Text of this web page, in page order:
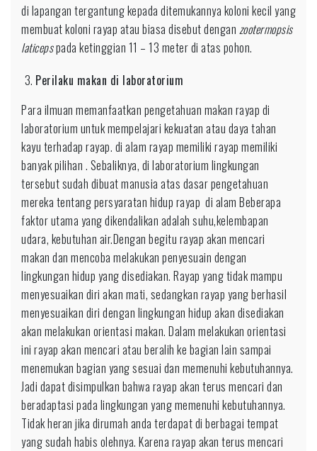
di lapangan tergantung kepada ditemukannya koloni kecil yang
membuat koloni rayap atau biasa disebut dengan zootermopsis
laticepspada ketinggian 11 – 13 meter di atas pohon.
Perilaku makan di laboratorium
Para ilmuan memanfaatkan pengetahuan makan rayap di
laboratorium untuk mempelajari kekuatan atau daya tahan
kayu terhadap rayap. di alam rayap memiliki rayap memiliki
banyak pilihan . Sebaliknya, di laboratorium lingkungan
tersebut sudah dibuat manusia atas dasar pengetahuan
mereka tentang persyaratan hidup rayap di alam Beberapa
faktor utama yang dikendalikan adalah suhu,kelembapan
udara, kebutuhan air.Dengan begitu rayap akan mencari
makan dan mencoba melakukan penyesuain dengan
lingkungan hidup yang disediakan. Rayap yang tidak mampu
menyesuaikan diri akan mati, sedangkan rayap yang berhasil
menyesuaikan diri dengan lingkungan hidup akan disediakan
akan melakukan orientasi makan. Dalam melakukan orientasi
ini rayap akan mencari atau beralih ke bagian lain sampai
menemukan bagian yang sesuai dan memenuhi kebutuhannya.
Jadi dapat disimpulkan bahwa rayap akan terus mencari dan
beradaptasi pada lingkungan yang memenuhi kebutuhannya.
Tidak heran jika dirumah anda terdapat di berbagai tempat
yang sudah habis olehnya. Karena rayap akan terus mencari